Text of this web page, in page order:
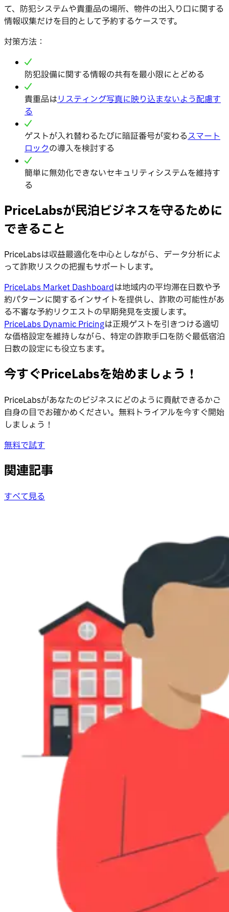
て、防犯システムや貴重品の場所、物件の出入り口に関する
情報収集だけを目的として予約するケースです。
対策方法：
防犯設備に関する情報の共有を最小限にとどめる
貴重品はリスティング写真に映り込まないよう配慮す
る
ゲストが入れ替わるたびに暗証番号が変わるスマート
ロックの導入を検討する
簡単に無効化できないセキュリティシステムを維持す
る
PriceLabsが民泊ビジネスを守るために
できること
PriceLabsは収益最適化を中心としながら、データ分析によ
って詐欺リスクの把握もサポートします。
PriceLabs Market Dashboardは地域内の平均滞在日数や予
約パターンに関するインサイトを提供し、詐欺の可能性があ
る不審な予約リクエストの早期発見を支援します。
PriceLabs Dynamic Pricingは正規ゲストを引きつける適切
な価格設定を維持しながら、特定の詐欺手口を防ぐ最低宿泊
日数の設定にも役立ちます。
今すぐPriceLabsを始めましょう！
PriceLabsがあなたのビジネスにどのように貢献できるかご
自身の目でお確かめください。無料トライアルを今すぐ開始
しましょう！
無料で試す
関連記事
すべて見る